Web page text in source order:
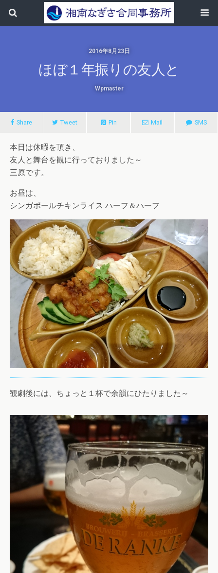
2016年8月23日
ほぼ１年振りの友人と
Wpmaster
Share Tweet Pin Mail SMS
本日は休暇を頂き、
友人と舞台を観に行っておりました～
三原です。
お昼は、
シンガポールチキンライス ハーフ＆ハーフ
観劇後には、ちょっと１杯で余韻にひたりました～